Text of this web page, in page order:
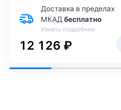
Доставка в пределах
МКАД бесплатно
Узнать подробнее
12 126 ₽